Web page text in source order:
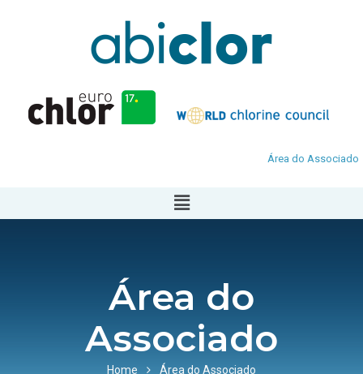
Área do Associado
Área do
Associado
Home Área do Associado